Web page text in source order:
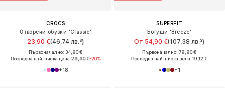
CROCS
Отворени обувки 'Classic'
23,90 €(46,74 лв.³)
Първоначално: 34,90 €
Последна най-ниска цена:29,90 €-20%
+18
SUPERFIT
Ботуши 'Breeze'
От 54,90 €(107,38 лв.³)
Първоначално: 79,90 €
Последна най-ниска цена:19,12 €
+1